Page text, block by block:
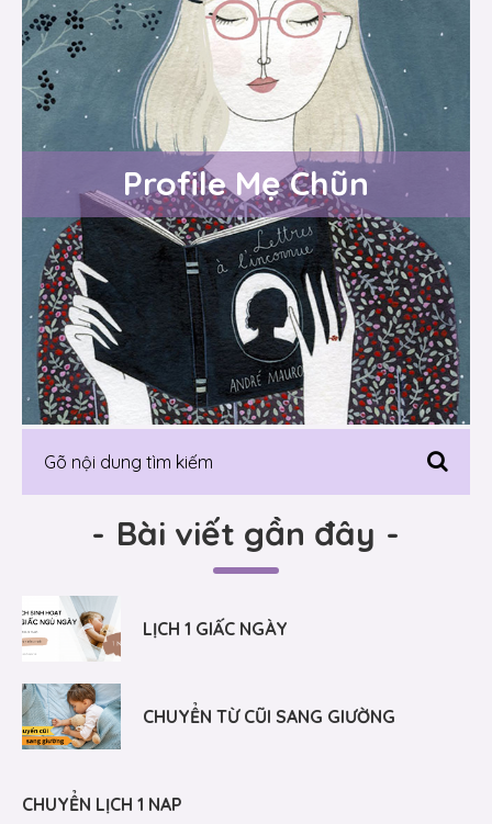
Profile Mẹ Chũn
- Bài viết gần đây -
LỊCH 1 GIẤC NGÀY
CHUYỂN TỪ CŨI SANG GIƯỜNG
CHUYỂN LỊCH 1 NAP